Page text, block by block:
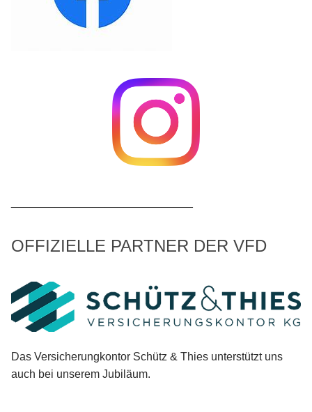
OFFIZIELLE PARTNER DER VFD
Das Versicherungkontor Schütz & Thies unterstützt uns
auch bei unserem Jubiläum.